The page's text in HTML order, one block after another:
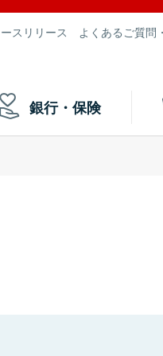
スリリース よくあるご質問
銀行・保険